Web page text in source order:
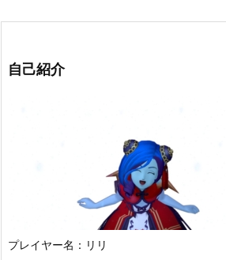
自己紹介
プレイヤー名：リリ